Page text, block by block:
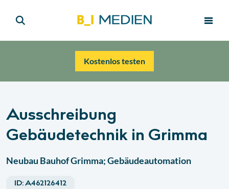
Kostenlos testen
Ausschreibung
Gebäudetechnik in Grimma
Neubau Bauhof Grimma; Gebäudeautomation
ID:A462126412